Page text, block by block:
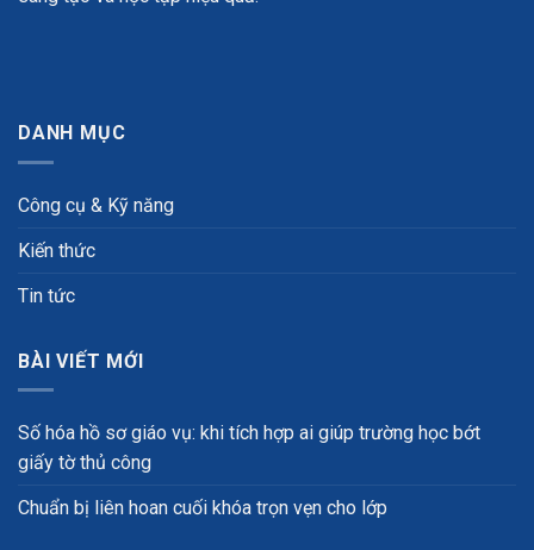
DANH MỤC
Công cụ & Kỹ năng
Kiến thức
Tin tức
BÀI VIẾT MỚI
Số hóa hồ sơ giáo vụ: khi tích hợp ai giúp trường học bớt
giấy tờ thủ công
Chuẩn bị liên hoan cuối khóa trọn vẹn cho lớp